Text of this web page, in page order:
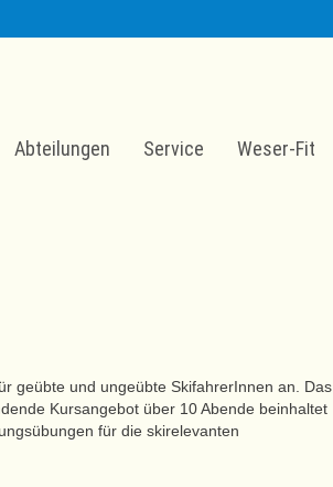
Abteilungen Service Weser-Fit
geübte und ungeübte SkifahrerInnen an. Das
Kursangebot über 10 Abende beinhaltet
für die skirelevanten